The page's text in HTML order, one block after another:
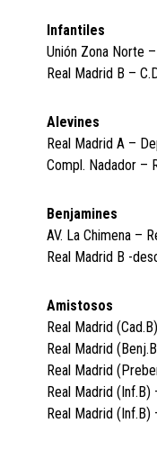
Infantiles
Unión Zona Norte
Real Madrid B –
Alevines
Real Madrid A –
Compl. Nadador –
Benjamines
AV. La Chimena –
Real Madrid B -
Amistosos
Real Madrid
Real Madrid
Real Madrid
Real Madrid
Real Madrid